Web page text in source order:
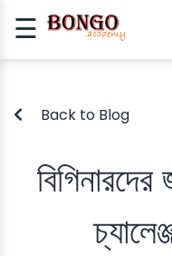
☰
Signup
Login
APP
ROBOTICS
Back to Blog